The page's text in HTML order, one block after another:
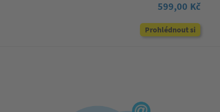
599,00 Kč
Prohlédnout si